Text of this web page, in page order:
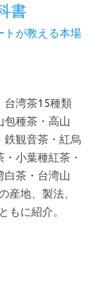
書
トが教える本場
台湾茶15種類
包種茶・高山
鉄観音茶・紅烏
小葉種紅茶・
白茶・台湾山
産地、製法、
もに紹介。